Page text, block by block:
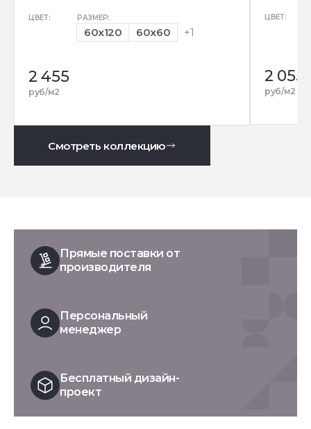
ЦВЕТ: РАЗМЕР:
60x120 60x60 +1
2 455
руб/м2
ЦВЕТ:
2 055
руб/м2
Смотреть коллекцию
Прямые поставки от
производителя
Персональный
менеджер
Бесплатный дизайн-
проект